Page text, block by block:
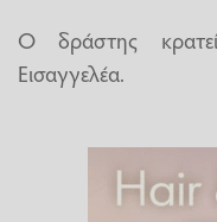
Ο δράστης
Εισαγγελέα.